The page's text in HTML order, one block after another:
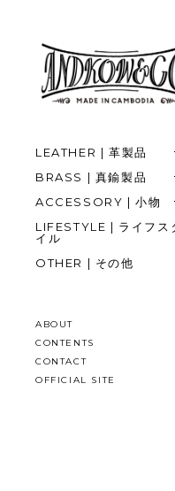
LEATHER | 革製品
BRASS | 真鍮製品
ACCESSORY | 小物
LIFESTYLE | ライフス
イル
OTHER | その他
ABOUT
CONTENTS
CONTACT
OFFICIAL SITE